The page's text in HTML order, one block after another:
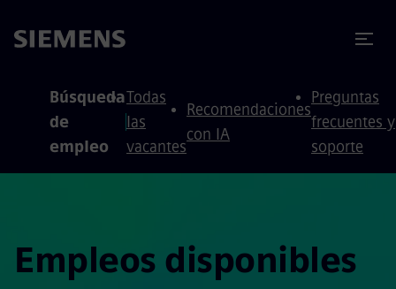
Búsqueda
de
empleo
Todas
las
vacantes
Recomendaciones
con IA
Preguntas
frecuentes y
soporte
Empleos disponibles